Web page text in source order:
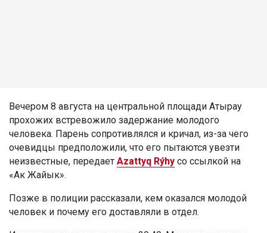
Вечером 8 августа на центральной площади Атырау
прохожих встревожило задержание молодого
человека. Парень сопротивлялся и кричал, из-за чего
очевидцы предположили, что его пытаются увезти
неизвестные, передает Azattyq Rýhy со ссылкой на
«Ак Жайык».
Позже в полиции рассказали, кем оказался молодой
человек и почему его доставляли в отдел.